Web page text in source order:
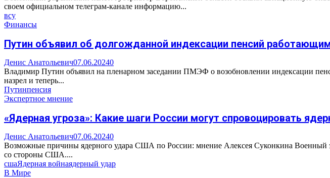
своем официальном телеграм-канале информацию...
всу
Финансы
Путин объявил об долгожданной индексации пенсий
Денис Анатольевич07.06.20240
Владимир Путин объявил на пленарном заседании ПМЭФ о возобновлении индексации
назрел и теперь...
Путинпенсия
Экспертное мнение
«Ядерная угроза»: Какие шаги России могут спровоцировать
Денис Анатольевич07.06.20240
Возможные причины ядерного удара США по России: мнение Алексея Суконкина Военный
со стороны США....
сшаЯдерная войнаядерный удар
В Мире